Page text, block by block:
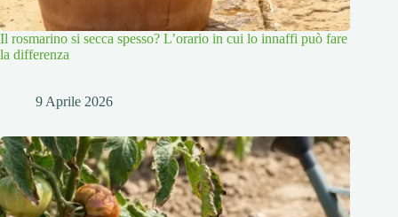
Il rosmarino si secca spesso? L’orario in cui lo innaffi può fare
la differenza
9 Aprile 2026